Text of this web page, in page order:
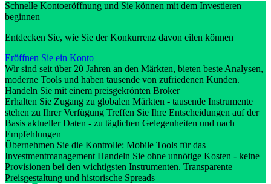
Schnelle Kontoeröffnung und Sie können mit dem Investieren
beginnen
Entdecken Sie, wie Sie der Konkurrenz davon eilen können
Eröffnen Sie ein Konto
Wir sind seit über 20 Jahren an den Märkten, bieten beste Analysen,
moderne Tools und haben tausende von zufriedenen Kunden.
Handeln Sie mit einem preisgekrönten Broker
Erhalten Sie Zugang zu globalen Märkten - tausende Instrumente
stehen zu Ihrer Verfügung Treffen Sie Ihre Entscheidungen auf der
Basis aktueller Daten - zu täglichen Gelegenheiten und nach
Empfehlungen
Übernehmen Sie die Kontrolle: Mobile Tools für das
Investmentmanagement Handeln Sie ohne unnötige Kosten - keine
Provisionen bei den wichtigsten Instrumenten. Transparente
Preisgestaltung und historische Spreads